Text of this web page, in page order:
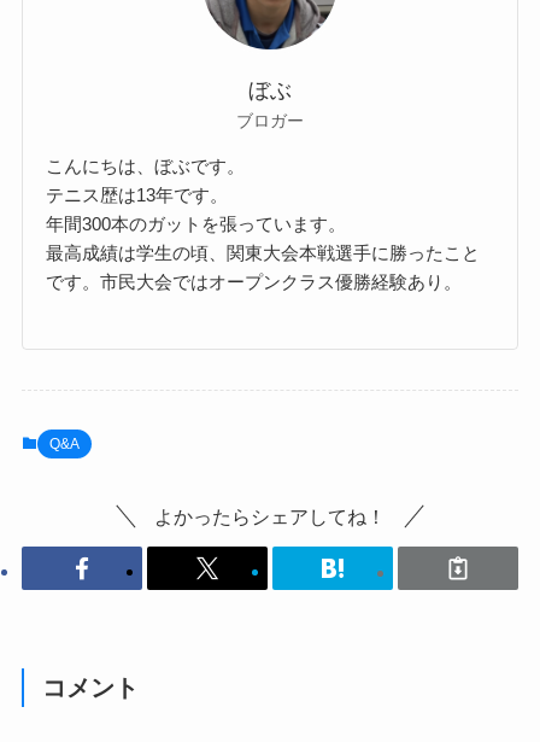
ぼぶ
ブロガー
こんにちは、ぼぶです。
テニス歴は13年です。
年間300本のガットを張っています。
最高成績は学生の頃、関東大会本戦選手に勝ったこと
です。市民大会ではオープンクラス優勝経験あり。
Q&A
よかったらシェアしてね！
コメント